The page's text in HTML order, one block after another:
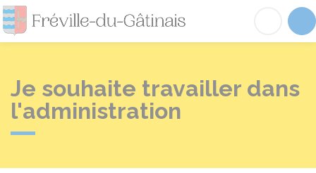
Fréville-du-
Je souhaite travailler dans
l'administration